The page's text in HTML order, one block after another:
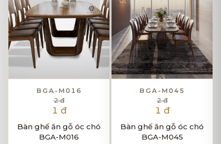
BGA-M016
2 đ
1 đ
Bàn ghế ăn gỗ óc chó
BGA-M016
BGA-M045
2 đ
1 đ
Bàn ghế ăn gỗ óc chó
BGA-M045